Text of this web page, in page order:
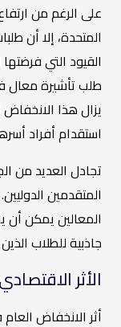
على الرغم من
المتحدة، إلا أن
يزال هذا الانخفاض
استقدام أفراد
تجادل العديد من
المتقدمين
المعالين يمكن أن
جاذبية للطلاب
الأثر
أثر الانخفاض